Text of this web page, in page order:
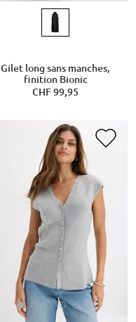
Gilet long sans manches,
finition Bionic
CHF 99,95